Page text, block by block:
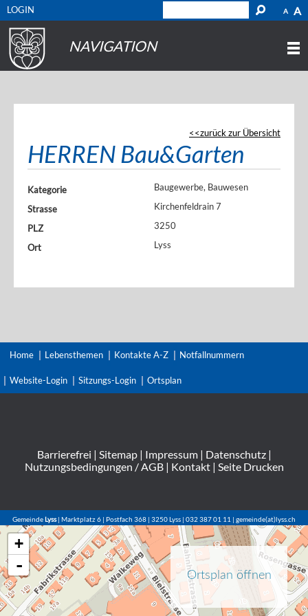
A A
LOGIN
NAVIGATION
zurück zur Übersicht
HERREN Bau&Garten
Kategorie
Baugewerbe, Bauwesen
Strasse
Kirchenfeldrain 7
PLZ
3250
Ort
Lyss
Home Lebensthemen Kontakte A-Z Notfallnummern
Website-Login Sitzungs-Login Ortsplan
Barrierefrei | Sitemap| Impressum| Datenschutz|
Nutzungsbedingungen / AGB| Kontakt| Seite Drucken
GemeindeLyss| Marktplatz 6 | Postfach 368 | 3250 Lyss | 032 387 01 11 | gemeinde(at)lyss.ch